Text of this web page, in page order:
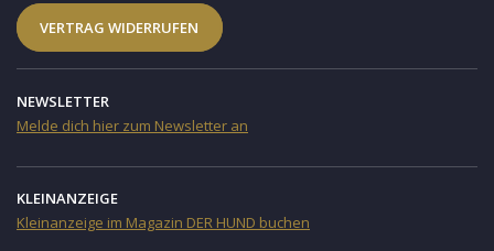
VERTRAG WIDERRUFEN
NEWSLETTER
Melde dich hier zum Newsletter an
KLEINANZEIGE
Kleinanzeige im Magazin DER HUND buchen